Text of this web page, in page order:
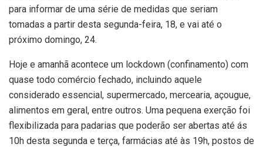
para informar de uma série de medidas que seriam
tomadas a partir desta segunda-feira, 18, e vai até o
próximo domingo, 24.
Hoje e amanhã acontece um lockdown (confinamento) com
quase todo comércio fechado, incluindo aquele
considerado essencial, supermercado, mercearia, açougue,
alimentos em geral, entre outros. Uma pequena exerção foi
flexibilizada para padarias que poderão ser abertas até ás
10h desta segunda e terça, farmácias até às 19h, postos de